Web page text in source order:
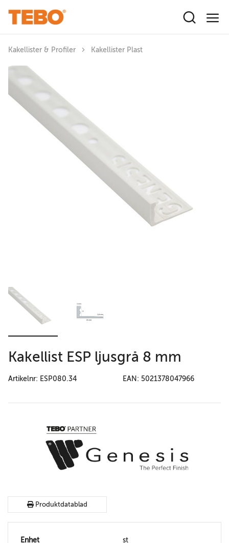
Kakellister & Profiler Kakellister Plast
Kakellist ESP ljusgrå 8 mm
Artikelnr: ESP080.34 EAN: 5021378047966
Produktdatablad
Enhet st